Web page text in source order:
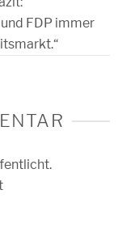
FDP immer